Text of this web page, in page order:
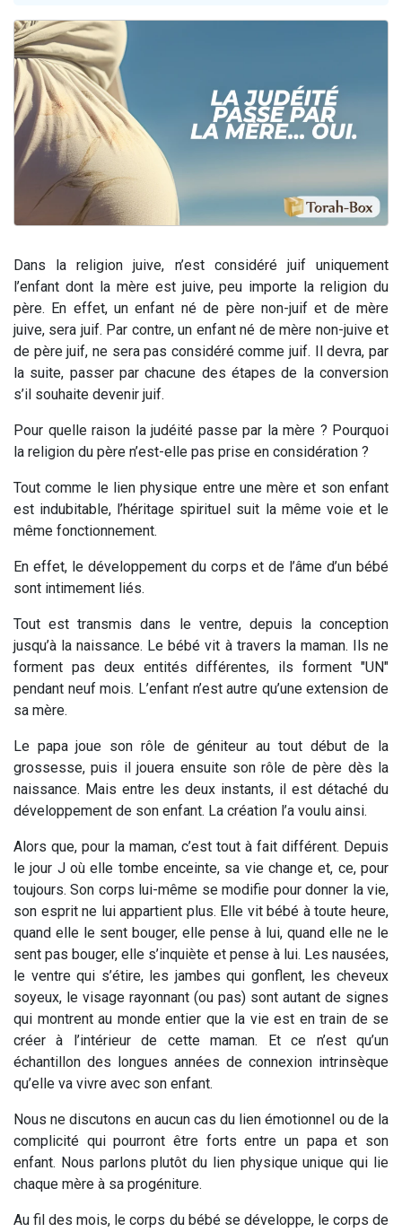
Il reste 49 places pour étudier en groupe sur Zoom
Eva vient de donner son Maasser
Dans la religion juive, n’est considéré juif uniquement
l’enfant dont la mère est juive, peu importe la religion du
père. En effet, un enfant né de père non-juif et de mère
juive, sera juif. Par contre, un enfant né de mère non-juive et
de père juif, ne sera pas considéré comme juif. Il devra, par
la suite, passer par chacune des étapes de la conversion
s’il souhaite devenir juif.
Pour quelle raison la judéité passe par la mère ? Pourquoi
la religion du père n’est-elle pas prise en considération ?
Tout comme le lien physique entre une mère et son enfant
est indubitable, l’héritage spirituel suit la même voie et le
même fonctionnement.
En effet, le développement du corps et de l’âme d’un bébé
sont intimement liés.
Tout est transmis dans le ventre, depuis la conception
jusqu’à la naissance. Le bébé vit à travers la maman. Ils ne
forment pas deux entités différentes, ils forment "UN"
pendant neuf mois. L’enfant n’est autre qu’une extension de
sa mère.
Le papa joue son rôle de géniteur au tout début de la
grossesse, puis il jouera ensuite son rôle de père dès la
naissance. Mais entre les deux instants, il est détaché du
développement de son enfant. La création l’a voulu ainsi.
Alors que, pour la maman, c’est tout à fait différent. Depuis
le jour J où elle tombe enceinte, sa vie change et, ce, pour
toujours. Son corps lui-même se modifie pour donner la vie,
son esprit ne lui appartient plus. Elle vit bébé à toute heure,
quand elle le sent bouger, elle pense à lui, quand elle ne le
sent pas bouger, elle s’inquiète et pense à lui. Les nausées,
le ventre qui s’étire, les jambes qui gonflent, les cheveux
soyeux, le visage rayonnant (ou pas) sont autant de signes
qui montrent au monde entier que la vie est en train de se
créer à l’intérieur de cette maman. Et ce n’est qu’un
échantillon des longues années de connexion intrinsèque
qu’elle va vivre avec son enfant.
Nous ne discutons en aucun cas du lien émotionnel ou de la
complicité qui pourront être forts entre un papa et son
enfant. Nous parlons plutôt du lien physique unique qui lie
chaque mère à sa progéniture.
Au fil des mois, le corps du bébé se développe, le corps de